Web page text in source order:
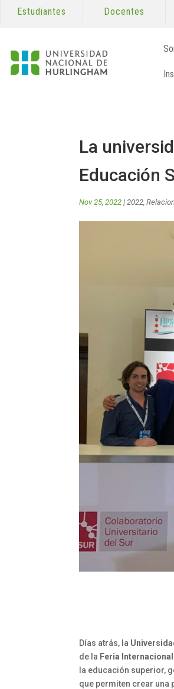
Estudiantes Docentes
La
Educación
Nov 25, 2022 |2022,
Días atrás, la
de la Feria
la educación superior,
que permiten crear una